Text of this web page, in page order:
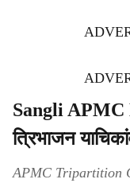
Sangli APMC
त्रिभाजन
APMC Tripartition